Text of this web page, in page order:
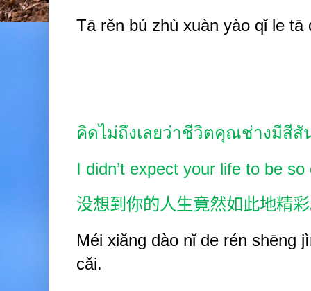
Tā rěn bú zhù xuàn yào qǐ le tā
คิดไม่ถึงเลยว่าชีวิตคุณช่างมีสีสั
I didn’t expect your life to be so
没想到你的人生竟然如此地精
Méi xiǎng dào nǐ de rén shēng
cǎi.